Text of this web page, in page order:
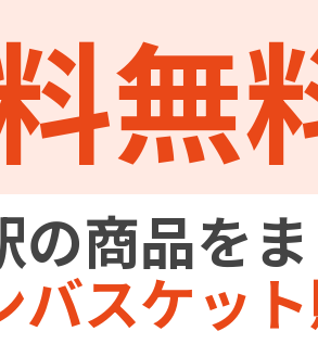
無
の商品を
バスケッ